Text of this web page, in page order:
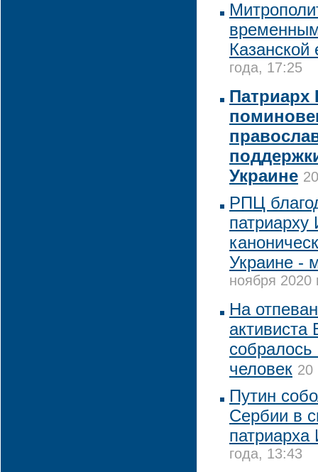
Казанской
года, 17:25
Патриарх
Украине
РПЦ
Украине -
ноября 2020
На
собралось
человек 20
Путин
Сербии в
патриарха
года, 13:43